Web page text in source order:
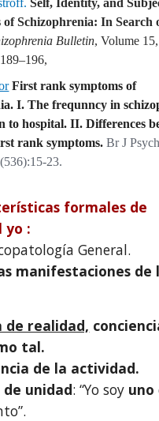
of Schizophrenia: In Search
Bulletin, Volume
First rank symptoms of
I. The frequnncy in
to hospital. II. Differences
rank symptoms.Br J
23.
formales de
yo :
General.
manifestaciones de
de realidad,
tal.
de la actividad.
de unidad: “Yo soy uno